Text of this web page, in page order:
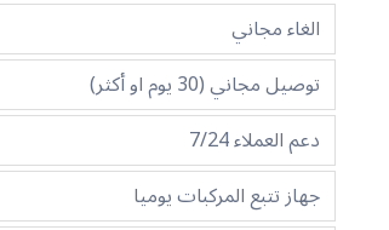
الغاء مجاني
توصيل مجاني (30 يوم او أكثر)
دعم العملاء 7/24
جهاز تتبع المركبات يوميا